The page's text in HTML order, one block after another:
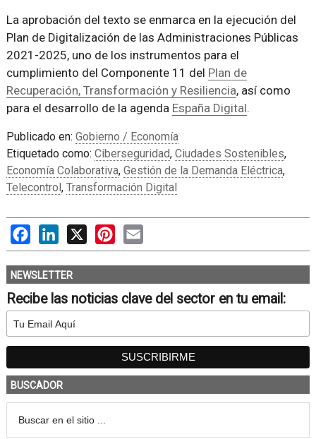
La aprobación del texto se enmarca en la ejecución del
Plan de Digitalización de las Administraciones Públicas
2021-2025, uno de los instrumentos para el
cumplimiento del Componente 11 del Plan de
Recuperación, Transformación y Resiliencia, así como
para el desarrollo de la agenda España Digital.
Publicado en: Gobierno / Economía
Etiquetado como: Ciberseguridad, Ciudades Sostenibles,
Economía Colaborativa, Gestión de la Demanda Eléctrica,
Telecontrol, Transformación Digital
FacebookLinkedIn
X PinterestEmail
NEWSLETTER
Recibe las noticias clave del sector en tu email:
BUSCADOR